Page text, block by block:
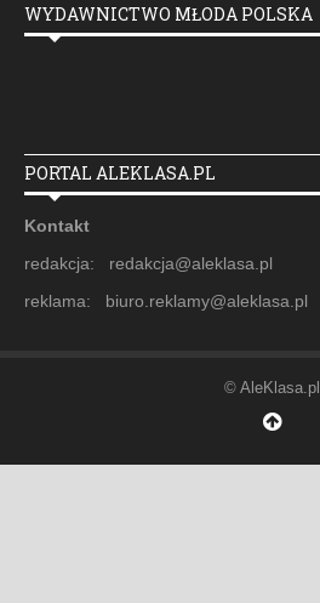
WYDAWNICTWO MŁODA POLSKA
PORTAL ALEKLASA.PL
Kontakt
redakcja: redakcja@aleklasa.pl
reklama: biuro.reklamy@aleklasa.pl
© AleKlasa.pl